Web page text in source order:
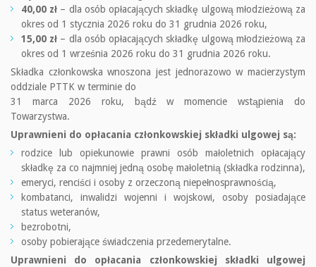
40,00 zł – dla osób opłacających składkę ulgową młodzieżową za
okres od 1 stycznia 2026 roku do 31 grudnia 2026 roku,
15,00 zł – dla osób opłacających składkę ulgową młodzieżową za
okres od 1 września 2026 roku do 31 grudnia 2026 roku.
Składka członkowska wnoszona jest jednorazowo w macierzystym
oddziale PTTK w terminie do
31 marca 2026 roku, bądź w momencie wstąpienia do
Towarzystwa.
Uprawnieni do opłacania członkowskiej składki ulgowej są:
rodzice lub opiekunowie prawni osób małoletnich opłacający
składkę za co najmniej jedną osobę małoletnią (składka rodzinna),
emeryci, renciści i osoby z orzeczoną niepełnosprawnością,
kombatanci, inwalidzi wojenni i wojskowi, osoby posiadające
status weteranów,
bezrobotni,
osoby pobierające świadczenia przedemerytalne.
Uprawnieni do opłacania członkowskiej składki ulgowej